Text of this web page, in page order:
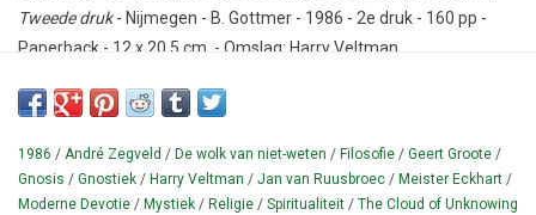
Tweede druk- Nijmegen - B. Gottmer - 1986 - 2e druk - 160 pp -
Paperback - 12 x 20,5 cm. - Omslag: Harry Veltman.
Conditie: Goed - butsje op de cover, achterop wat streepjes met
pen.
Eerste Nederlandse vertaling van The Cloud of Unknowing, een
engelse mystieke tekst uit ca. 1380. Met inhoudsopgave en lijst
1986 / André Zegveld / De wolk van niet-weten / Filosofie / Geert Groote /
Gnosis / Gnostiek / Harry Veltman / Jan van Ruusbroec / Meister Eckhart /
Moderne Devotie / Mystiek / Religie / Spiritualiteit / The Cloud of Unknowing